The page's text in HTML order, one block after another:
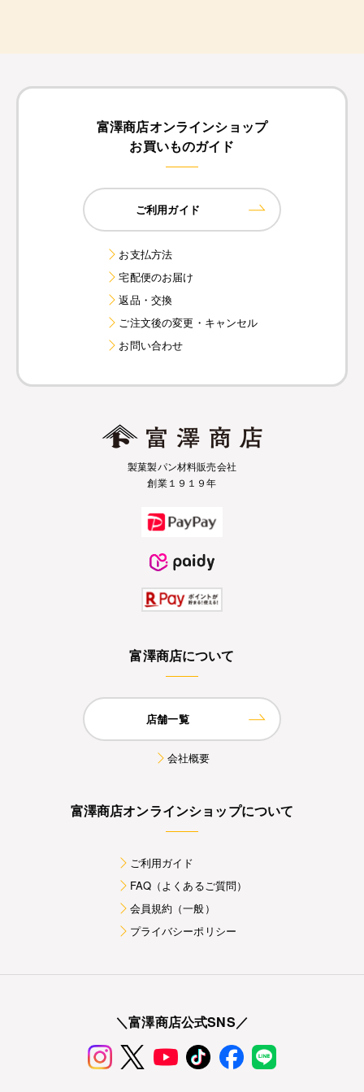
富澤商店オンラインショップ
お買いものガイド
ご利用ガイド
お支払方法
宅配便のお届け
返品・交換
ご注文後の変更・キャンセル
お問い合わせ
製菓製パン材料販売会社
創業１９１９年
富澤商店について
店舗一覧
会社概要
富澤商店オンラインショップについて
ご利用ガイド
FAQ（よくあるご質問）
会員規約（一般）
プライバシーポリシー
＼富澤商店公式SNS／